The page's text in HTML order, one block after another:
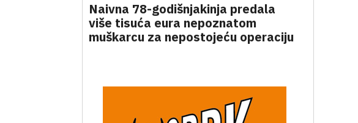
Naivna 78-godišnjakinja predala
više tisuća eura nepoznatom
muškarcu za nepostojeću operaciju